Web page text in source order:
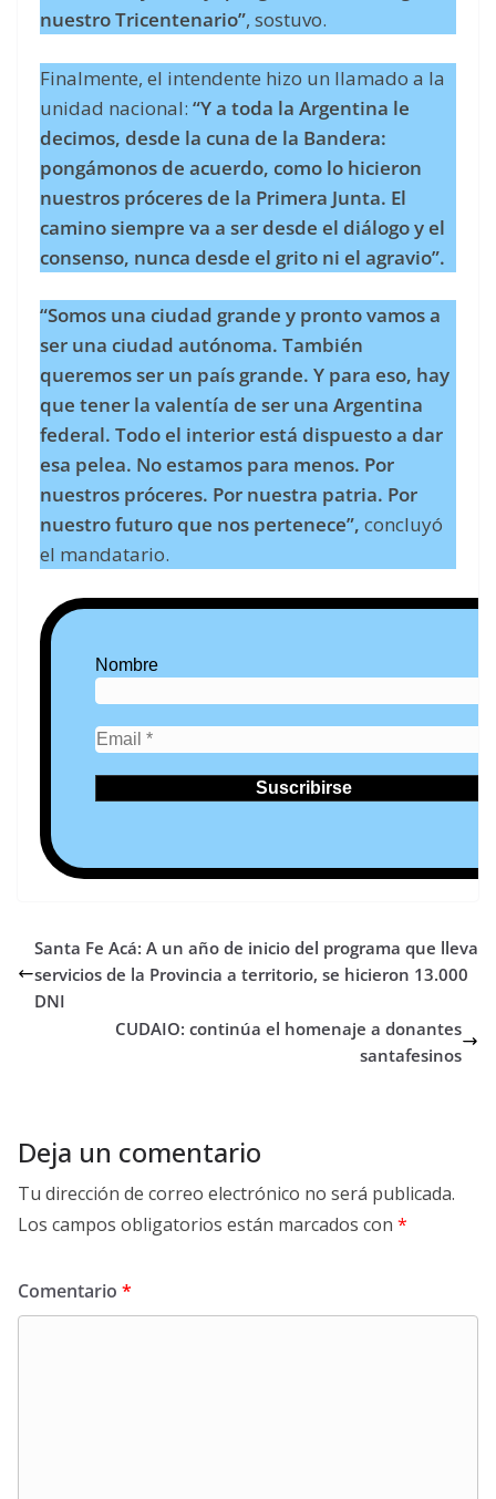
nuestro Tricentenario”, sostuvo.
Finalmente, el intendente hizo un llamado a la
unidad nacional: “Y a toda la Argentina le
decimos, desde la cuna de la Bandera:
pongámonos de acuerdo, como lo hicieron
nuestros próceres de la Primera Junta. El
camino siempre va a ser desde el diálogo y el
consenso, nunca desde el grito ni el agravio”.
“Somos una ciudad grande y pronto vamos a
ser una ciudad autónoma. También
queremos ser un país grande. Y para eso, hay
que tener la valentía de ser una Argentina
federal. Todo el interior está dispuesto a dar
esa pelea. No estamos para menos. Por
nuestros próceres. Por nuestra patria. Por
nuestro futuro que nos pertenece”, concluyó
el mandatario.
Nombre
Santa Fe Acá: A un año de inicio del programa que lleva
servicios de la Provincia a territorio, se hicieron 13.000
DNI
CUDAIO: continúa el homenaje a donantes
santafesinos
Deja un comentario
Tu dirección de correo electrónico no será publicada.
Los campos obligatorios están marcados con *
Comentario *